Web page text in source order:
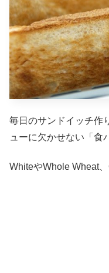
毎日のサンドイッチ作
ューに欠かせない「食
WhiteやWhole Wheat